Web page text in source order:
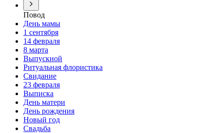
Повод
День мамы
1 сентября
14 февраля
8 марта
Выпускной
Ритуальная флористика
Свидание
23 февраля
Выписка
День матери
День рождения
Новый год
Свадьба